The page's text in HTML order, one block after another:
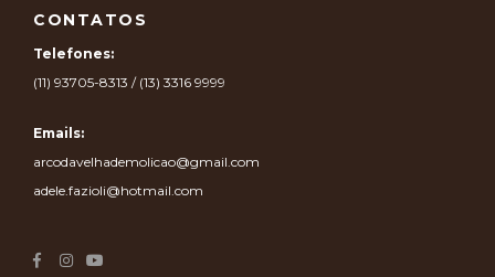
CONTATOS
Telefones:
Emails:
arcodavelhademolicao@gmail.com